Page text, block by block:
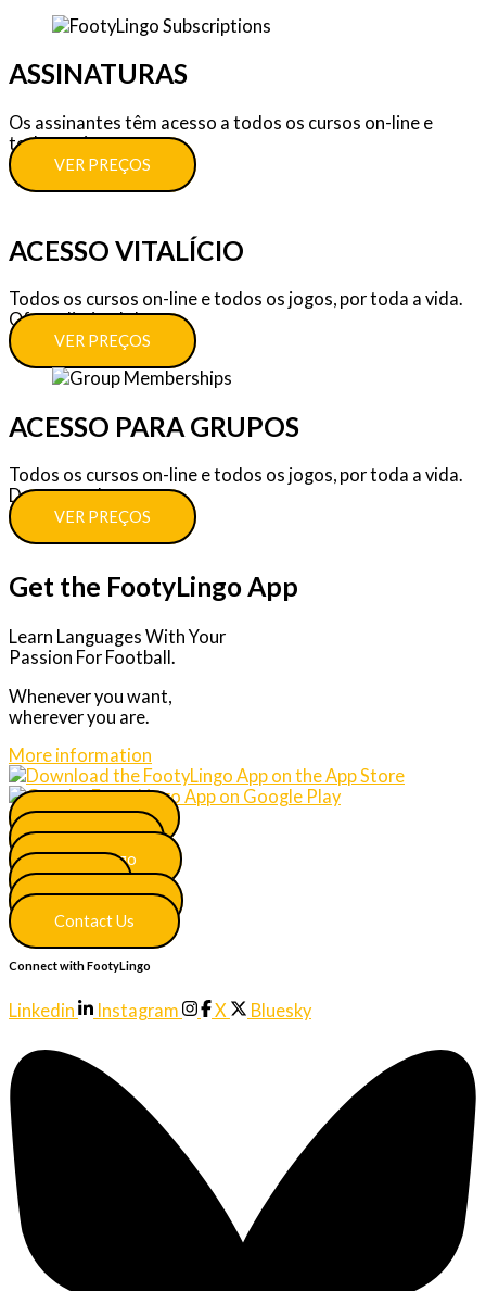
ASSINATURAS
Os assinantes têm acesso a todos os cursos on-line e
todos os jogos.
VER PREÇOS
ACESSO VITALÍCIO
Todos os cursos on-line e todos os jogos, por toda a vida.
Oferta limitada!
VER PREÇOS
ACESSO PARA GRUPOS
Todos os cursos on-line e todos os jogos, por toda a vida.
Descontos!
VER PREÇOS
Get the FootyLingo App
Learn Languages With Your
Passion For Football.
Whenever you want,
wherever you are.
More information
Main Menu
Join Now
More Lingo
FAQ
Certificates
Contact Us
Connect with FootyLingo
Linkedin Instagram X Bluesky